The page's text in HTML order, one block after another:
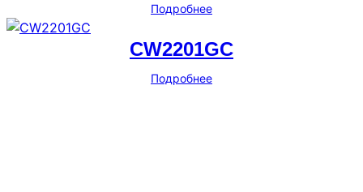
Подробнее
CW2201GC
Подробнее